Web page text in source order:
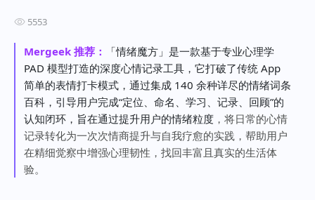
5553
Mergeek 推荐：
「情绪魔方」是一款基于专业心理学
PAD 模型打造的深度心情记录工具，它打破了传统 App
简单的表情打卡模式，通过集成 140 余种详尽的情绪词条
百科，引导用户完成“定位、命名、学习、记录、回顾”的
认知闭环，旨在通过提升用户的情绪粒度 ，将日常的心情
记录转化为一次次情商提升与自我疗愈的实践，帮助用户
在精细觉察中增强心理韧性，找回丰富且真实的生活体
验。